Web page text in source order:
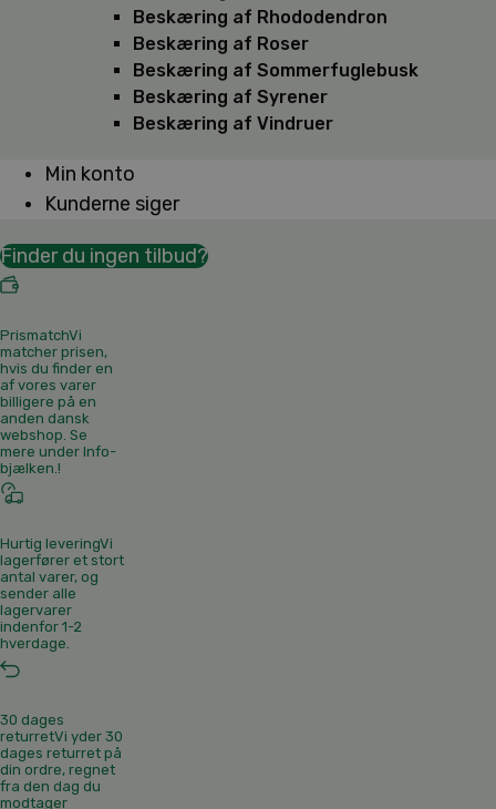
Beskæring af Rhododendron
Beskæring af Roser
Beskæring af Sommerfuglebusk
Beskæring af Syrener
Beskæring af Vindruer
Min konto
Kunderne siger
Finder du ingen tilbud?
PrismatchVi
matcher prisen,
hvis du finder en
af vores varer
billigere på en
anden dansk
webshop. Se
mere under Info-
bjælken.!
Hurtig leveringVi
lagerfører et stort
antal varer, og
sender alle
lagervarer
indenfor 1-2
hverdage.
30 dages
returretVi yder 30
dages returret på
din ordre, regnet
fra den dag du
modtager